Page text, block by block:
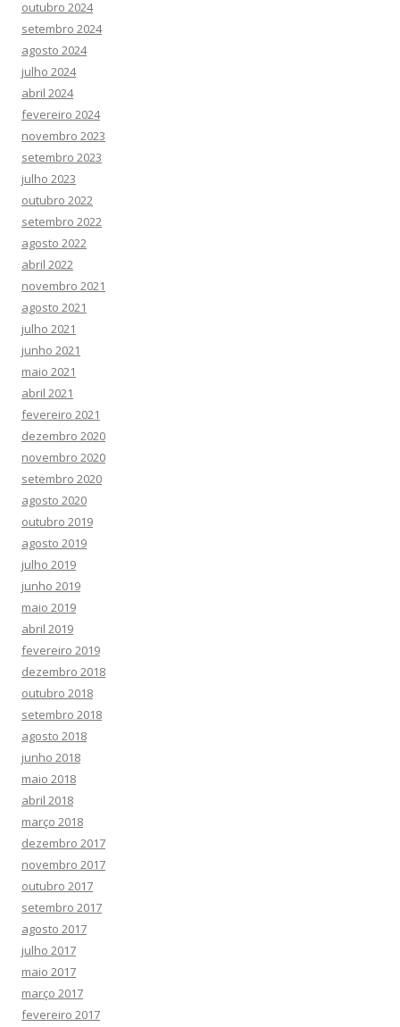
outubro 2024
setembro 2024
agosto 2024
julho 2024
abril 2024
fevereiro 2024
novembro 2023
setembro 2023
julho 2023
outubro 2022
setembro 2022
agosto 2022
abril 2022
novembro 2021
agosto 2021
julho 2021
junho 2021
maio 2021
abril 2021
fevereiro 2021
dezembro 2020
novembro 2020
setembro 2020
agosto 2020
outubro 2019
agosto 2019
julho 2019
junho 2019
maio 2019
abril 2019
fevereiro 2019
dezembro 2018
outubro 2018
setembro 2018
agosto 2018
junho 2018
maio 2018
abril 2018
março 2018
dezembro 2017
novembro 2017
outubro 2017
setembro 2017
agosto 2017
julho 2017
maio 2017
março 2017
fevereiro 2017